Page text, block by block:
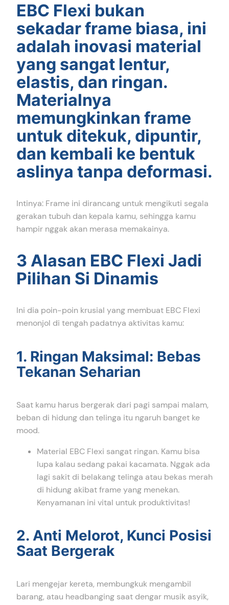
EBC Flexi bukan
sekadar frame biasa, ini
adalah inovasi material
yang sangat lentur,
elastis, dan ringan.
Materialnya
memungkinkan frame
untuk ditekuk, dipuntir,
dan kembali ke bentuk
aslinya tanpa deformasi.
Intinya: Frame ini dirancang untuk mengikuti segala
gerakan tubuh dan kepala kamu, sehingga kamu
hampir nggak akan merasa memakainya.
3 Alasan EBC Flexi Jadi
Pilihan Si Dinamis
Ini dia poin-poin krusial yang membuat EBC Flexi
menonjol di tengah padatnya aktivitas kamu:
1. Ringan Maksimal: Bebas
Tekanan Seharian
Saat kamu harus bergerak dari pagi sampai malam,
beban di hidung dan telinga itu ngaruh banget ke
mood.
Material EBC Flexi sangat ringan. Kamu bisa
lupa kalau sedang pakai kacamata. Nggak ada
lagi sakit di belakang telinga atau bekas merah
di hidung akibat frame yang menekan.
Kenyamanan ini vital untuk produktivitas!
2. Anti Melorot, Kunci Posisi
Saat Bergerak
Lari mengejar kereta, membungkuk mengambil
barang, atau headbanging saat dengar musik asyik,